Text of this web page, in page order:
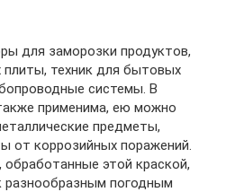
для заморозки продуктов,
плиты, техник для бытовых
системы. В
применима, ею можно
предметы,
от коррозийных поражений.
этой краской,
разнообразным погодным